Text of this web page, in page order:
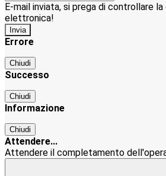
E-mail inviata, si prega di controllare
elettronica!
Errore
Chiudi
Successo
Chiudi
Informazione
Chiudi
Attendere...
Attendere il completamento